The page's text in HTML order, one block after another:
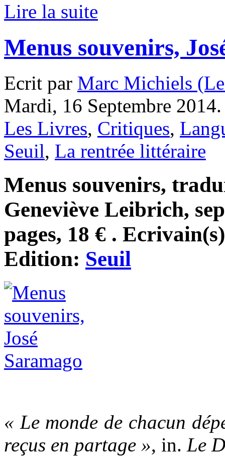
Lire la suite
Menus souvenirs,
Ecrit par Marc Michiels
Mardi, 16 Septembre
Les Livres, Critiques,
Seuil, La rentrée littéraire
Menus souvenirs,
Geneviève Leibrich,
pages, 18 € .
Edition: Seuil
« Le monde de chacun
reçus en partage », in. Le